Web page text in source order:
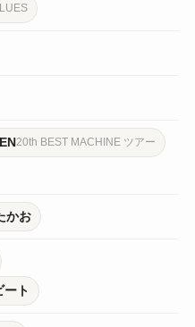
20th BEST MACHINE ツアー
かお
ート